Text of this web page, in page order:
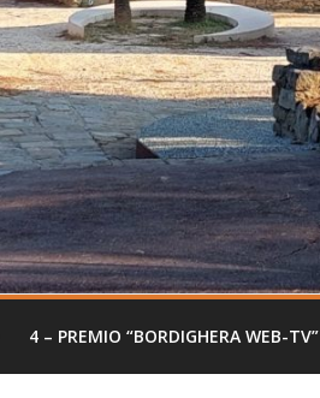
4 – PREMIO “BORDIGHERA WEB-TV”